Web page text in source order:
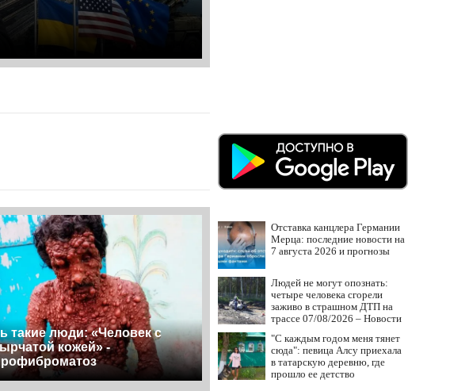
такие люди: «Человек с
кожей» -
Отставка канцлера Германии
Мерца: последние новости на
7 августа 2026 и прогнозы
Людей не могут опознать:
четыре человека сгорели
заживо в страшном ДТП на
трассе 07/08/2026 – Новости
"С каждым годом меня тянет
сюда": певица Алсу приехала
в татарскую деревню, где
прошло ее детство